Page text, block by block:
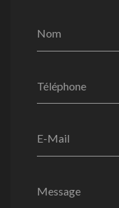
Nom
Téléphone
E-Mail
Message